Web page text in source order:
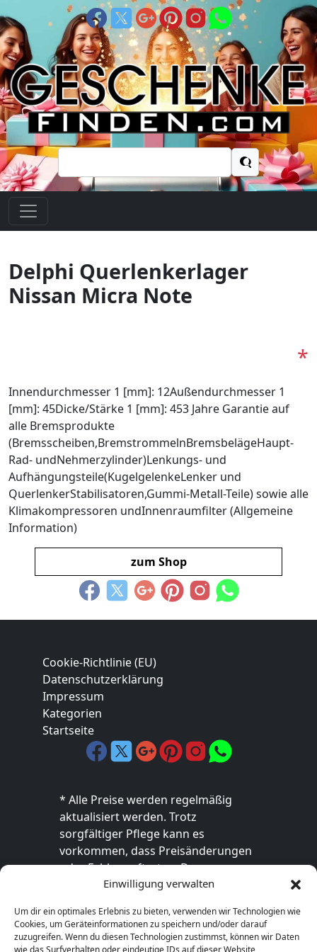
Einwilligung verwalten
Um dir ein optimales Erlebnis zu bieten, verwenden wir Technologien wie
Cookies, um Geräteinformationen zu speichern und/oder darauf
zuzugreifen. Wenn du diesen Technologien zustimmst, können wir Daten
wie das Surfverhalten oder eindeutige IDs auf dieser Website
Suchen
nach:
Delphi Querlenkerlager
Nissan Micra Note
*
Innendurchmesser 1 [mm]: 12Außendurchmesser 1
[mm]: 45Dicke/Stärke 1 [mm]: 453 Jahre Garantie auf
alle Bremsprodukte
(Bremsscheiben,BremstrommelnBremsbelägeHaupt-
Rad- undNehmerzylinder)Lenkungs- und
Aufhängungsteile(KugelgelenkeLenker und
QuerlenkerStabilisatoren,Gummi-Metall-Teile) sowie alle
Klimakompressoren undInnenraumfilter (Allgemeine
Information)
zum Shop
Cookie-Richtlinie (EU)
Datenschutzerklärung
Impressum
Kategorien
Startseite
* Alle Preise werden regelmäßig
aktualisiert werden. Trotz
sorgfältiger Pflege kann es
vorkommen, dass Preisänderungen
oder Fehler auftreten. Der
endgültige Preis sowie die
ausschließlich im jeweiligen Online-
Shop des Anbieters verbindlich. Bitte